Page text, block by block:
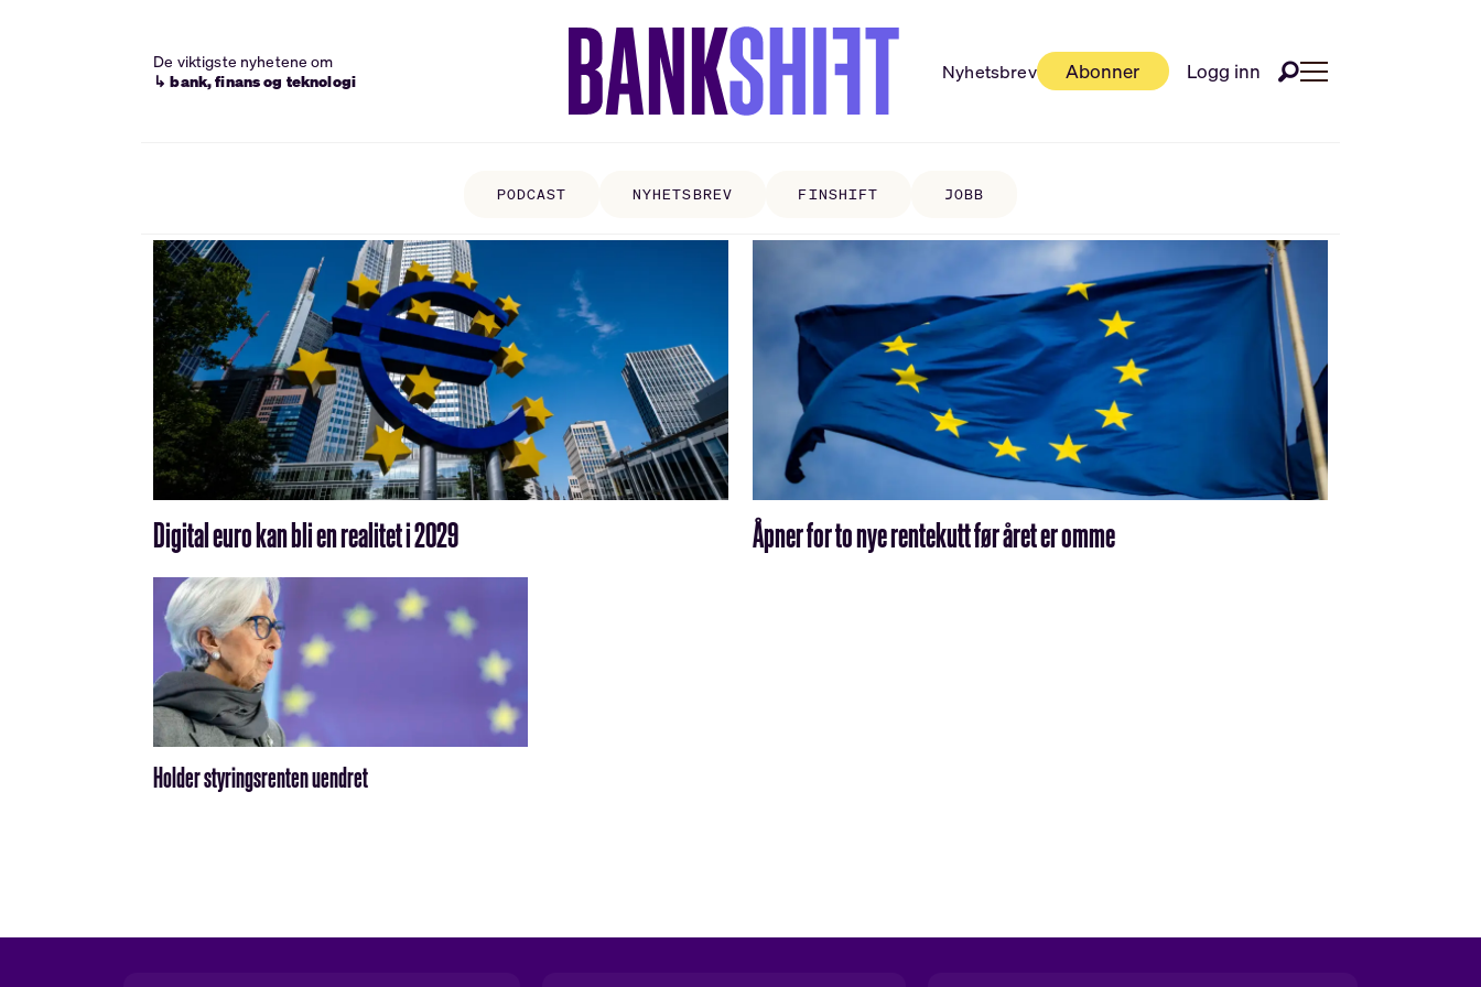
De viktigste nyhetene om
↳ bank, finans og teknologi
Nyhetsbrev Abonner Logg inn
PODCAST NYHETSBREV FINSHIFT JOBB
eurosonen
Digital euro kan bli en realitet i 2029 Åpner for to nye rentekutt før året er omme
Holder styringsrenten uendret